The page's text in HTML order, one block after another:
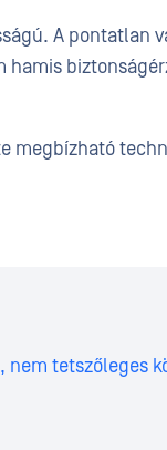
A pontatlan
hamis
megbízható
nem tetszőleges